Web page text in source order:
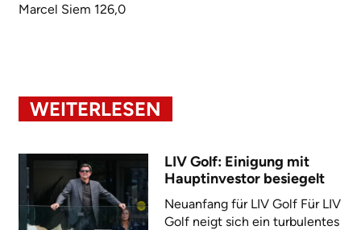
Marcel Siem 126,0
WEITERLESEN
LIV Golf: Einigung mit
Hauptinvestor besiegelt
Neuanfang für LIV Golf Für LIV
Golf neigt sich ein turbulentes